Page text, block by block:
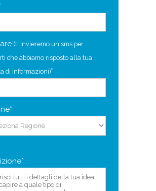
(ti invieremo un sms per
che abbiamo risposto alla tua
di informazioni)*